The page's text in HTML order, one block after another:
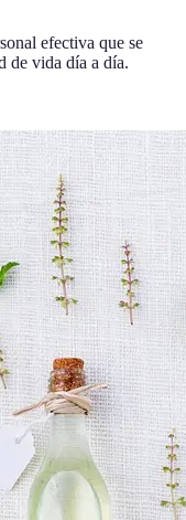
efectiva que se
de vida día a día.